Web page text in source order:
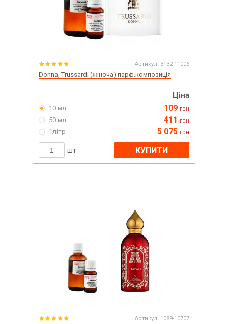
Артикул: 3132-11006
Donna, Trussardi (жіноча) парф.композиція
Ціна
10 мл 109 грн
50 мл 411 грн
1літр 5 075 грн
шт КУПИТИ
Артикул: 1089-10707